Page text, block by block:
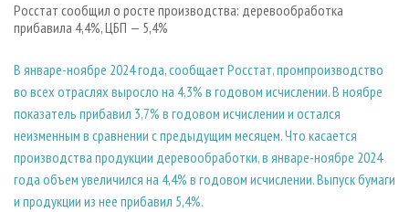
Росстат сообщил о росте производства: деревообработка
прибавила 4,4%, ЦБП — 5,4%
В январе-ноябре 2024 года, сообщает Росстат, промпроизводство
во всех отраслях выросло на 4,3% в годовом исчислении. В ноябре
показатель прибавил 3,7% в годовом исчислении и остался
неизменным в сравнении с предыдущим месяцем. Что касается
производства продукции деревообработки, в январе-ноябре 2024
года объем увеличился на 4,4% в годовом исчислении. Выпуск бумаги
и продукции из нее прибавил 5,4%.